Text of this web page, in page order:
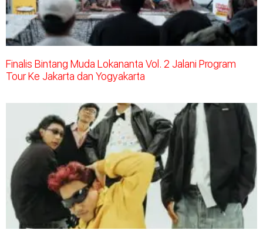
Finalis Bintang Muda Lokananta Vol. 2 Jalani Program
Tour Ke Jakarta dan Yogyakarta